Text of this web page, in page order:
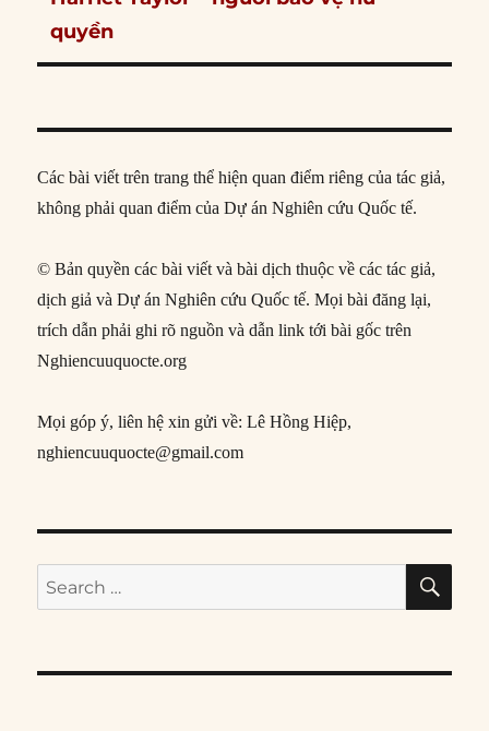
post:
quyền
Các bài viết trên trang thể hiện quan điểm riêng của tác giả,
không phải quan điểm của Dự án Nghiên cứu Quốc tế.
© Bản quyền các bài viết và bài dịch thuộc về các tác giả,
dịch giả và Dự án Nghiên cứu Quốc tế. Mọi bài đăng lại,
trích dẫn phải ghi rõ nguồn và dẫn link tới bài gốc trên
Nghiencuuquocte.org
Mọi góp ý, liên hệ xin gửi về: Lê Hồng Hiệp,
nghiencuuquocte@gmail.com
Search
for: